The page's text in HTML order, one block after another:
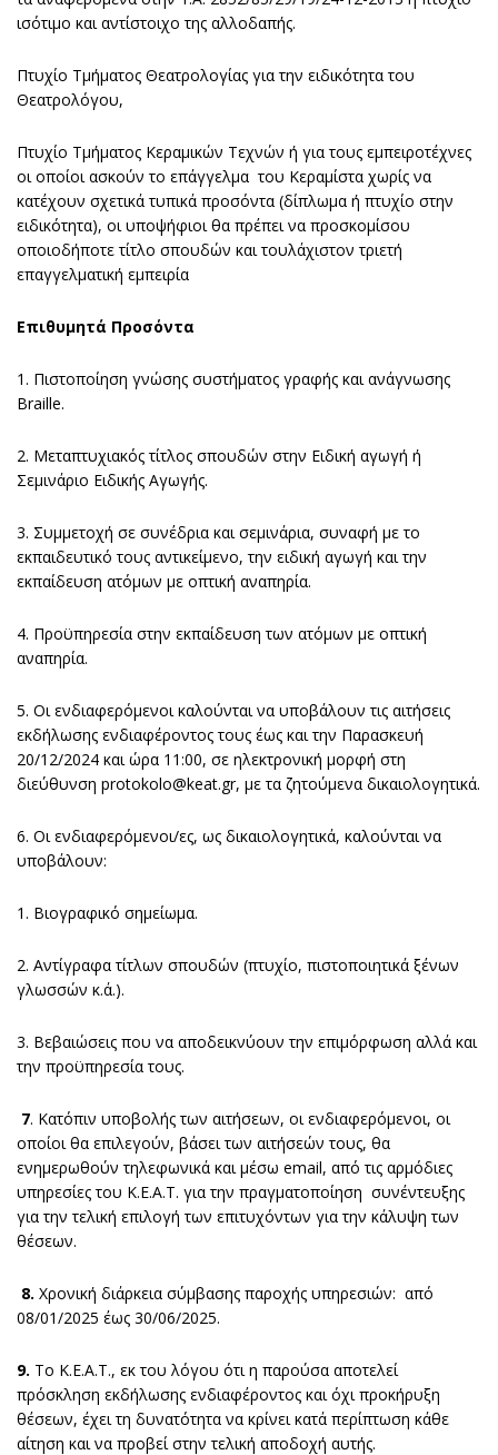
ισότιμο και αντίστοιχο της αλλοδαπής.
Πτυχίο Τμήματος Θεατρολογίας για την ειδικότητα του
Θεατρολόγου,
Πτυχίο Τμήματος Κεραμικών Τεχνών ή για τους εμπειροτέχνες
οι οποίοι ασκούν το επάγγελμα του Κεραμίστα χωρίς να
κατέχουν σχετικά τυπικά προσόντα (δίπλωμα ή πτυχίο στην
ειδικότητα), οι υποψήφιοι θα πρέπει να προσκομίσου
οποιοδήποτε τίτλο σπουδών και τουλάχιστον τριετή
επαγγελματική εμπειρία
Επιθυμητά Προσόντα
1. Πιστοποίηση γνώσης συστήματος γραφής και ανάγνωσης
Braille.
2. Μεταπτυχιακός τίτλος σπουδών στην Ειδική αγωγή ή
Σεμινάριο Ειδικής Αγωγής.
3. Συμμετοχή σε συνέδρια και σεμινάρια, συναφή με το
εκπαιδευτικό τους αντικείμενο, την ειδική αγωγή και την
εκπαίδευση ατόμων με οπτική αναπηρία.
4. Προϋπηρεσία στην εκπαίδευση των ατόμων με οπτική
αναπηρία.
5. Οι ενδιαφερόμενοι καλούνται να υποβάλουν τις αιτήσεις
εκδήλωσης ενδιαφέροντος τους έως και την Παρασκευή
20/12/2024 και ώρα 11:00, σε ηλεκτρονική μορφή στη
διεύθυνση protokolo@keat.gr, με τα ζητούμενα δικαιολογητικά.
6. Οι ενδιαφερόμενοι/ες, ως δικαιολογητικά, καλούνται να
υποβάλουν:
1. Βιογραφικό σημείωμα.
2. Αντίγραφα τίτλων σπουδών (πτυχίο, πιστοποιητικά ξένων
γλωσσών κ.ά.).
3. Βεβαιώσεις που να αποδεικνύουν την επιμόρφωση αλλά και
την προϋπηρεσία τους.
7. Κατόπιν υποβολής των αιτήσεων, οι ενδιαφερόμενοι, οι
οποίοι θα επιλεγούν, βάσει των αιτήσεών τους, θα
ενημερωθούν τηλεφωνικά και μέσω email, από τις αρμόδιες
υπηρεσίες του Κ.Ε.Α.Τ. για την πραγματοποίηση συνέντευξης
για την τελική επιλογή των επιτυχόντων για την κάλυψη των
θέσεων.
8. Χρονική διάρκεια σύμβασης παροχής υπηρεσιών: από
08/01/2025 έως 30/06/2025.
9. Το Κ.Ε.Α.Τ., εκ του λόγου ότι η παρούσα αποτελεί
πρόσκληση εκδήλωσης ενδιαφέροντος και όχι προκήρυξη
θέσεων, έχει τη δυνατότητα να κρίνει κατά περίπτωση κάθε
αίτηση και να προβεί στην τελική αποδοχή αυτής.